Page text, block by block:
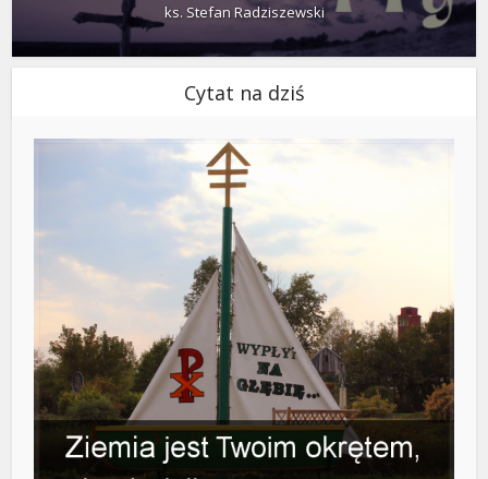
ks. Stefan Radziszewski
Cytat na dziś